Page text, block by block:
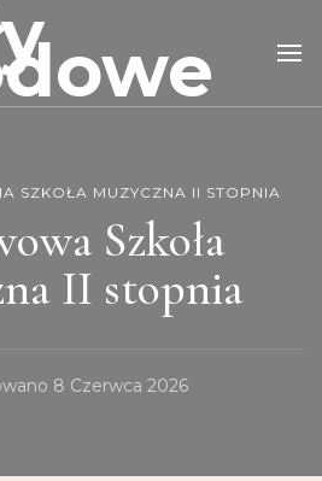
SZKOŁA MUZYCZNA II STOPNIA
Szkoła
II stopnia
8 Czerwca 2026